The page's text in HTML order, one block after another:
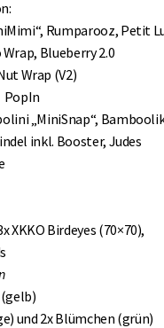
Rumparooz, Petit
Blueberry 2.0
Wrap (V2)
PopIn
„MiniSnap“,
inkl. Booster, Judes
XKKO Birdeyes (70×70),
(gelb)
und 2x Blümchen (grün)